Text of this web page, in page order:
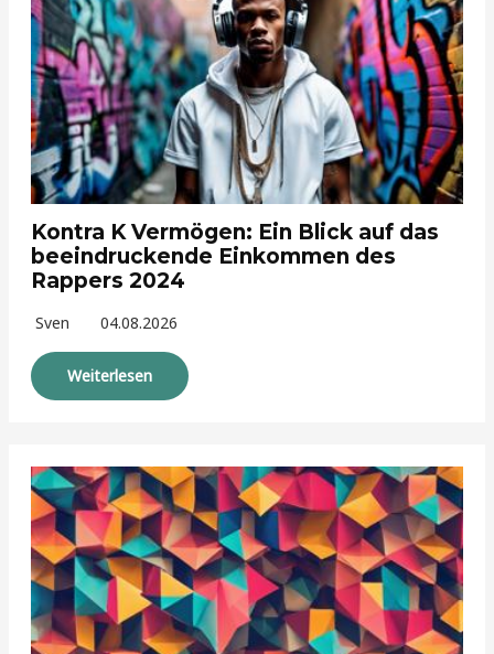
Kontra K Vermögen: Ein Blick auf das
beeindruckende Einkommen des
Rappers 2024
Sven 04.08.2026
Weiterlesen